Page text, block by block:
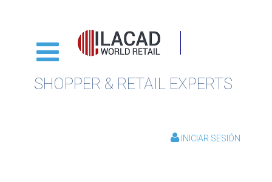
SHOPPER & RETAIL EXPERTS
INICIAR SESIÓN